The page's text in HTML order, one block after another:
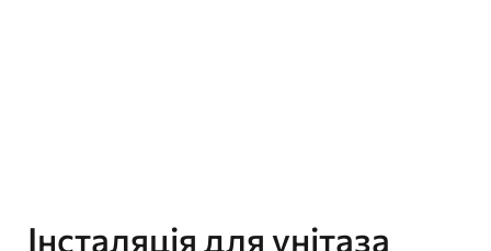
Інсталяція для унітаза